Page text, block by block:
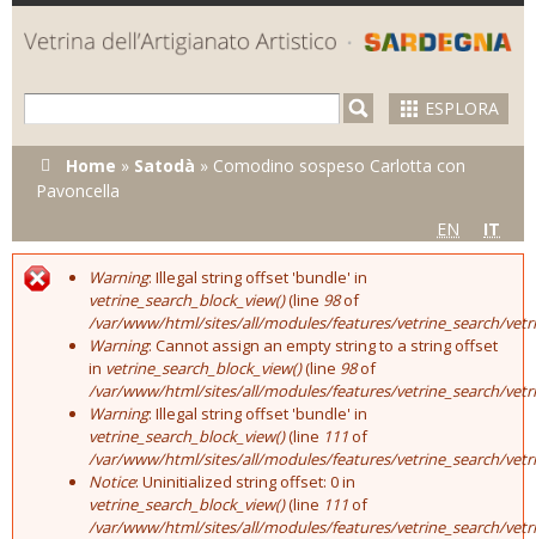
Skip to
main
content
ESPLORA
Tu sei qui
Home » Satodà » Comodino sospeso Carlotta con
Pavoncella
EN
IT
Error message
Warning: Illegal string offset 'bundle' in
vetrine_search_block_view()(line 98of
/var/www/html/sites/all/modules/features/vetrine_search/
Warning: Cannot assign an empty string to a string offset
in vetrine_search_block_view()(line 98of
/var/www/html/sites/all/modules/features/vetrine_search/
Warning: Illegal string offset 'bundle' in
vetrine_search_block_view()(line 111of
/var/www/html/sites/all/modules/features/vetrine_search/
Notice: Uninitialized string offset: 0 in
vetrine_search_block_view()(line 111of
/var/www/html/sites/all/modules/features/vetrine_search/